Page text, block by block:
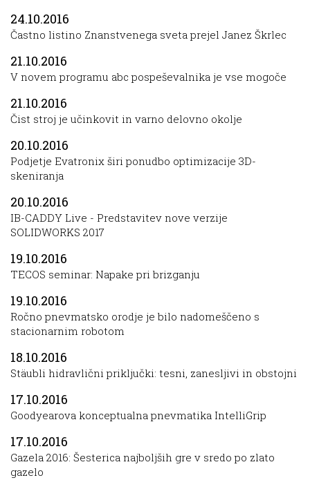
24.10.2016
Častno listino Znanstvenega sveta prejel Janez Škrlec
21.10.2016
V novem programu abc pospeševalnika je vse mogoče
21.10.2016
Čist stroj je učinkovit in varno delovno okolje
20.10.2016
Podjetje Evatronix širi ponudbo optimizacije 3D-
skeniranja
20.10.2016
IB-CADDY Live - Predstavitev nove verzije
SOLIDWORKS 2017
19.10.2016
TECOS seminar: Napake pri brizganju
19.10.2016
Ročno pnevmatsko orodje je bilo nadomeščeno s
stacionarnim robotom
18.10.2016
Stäubli hidravlični priključki: tesni, zanesljivi in obstojni
17.10.2016
Goodyearova konceptualna pnevmatika IntelliGrip
17.10.2016
Gazela 2016: Šesterica najboljših gre v sredo po zlato
gazelo